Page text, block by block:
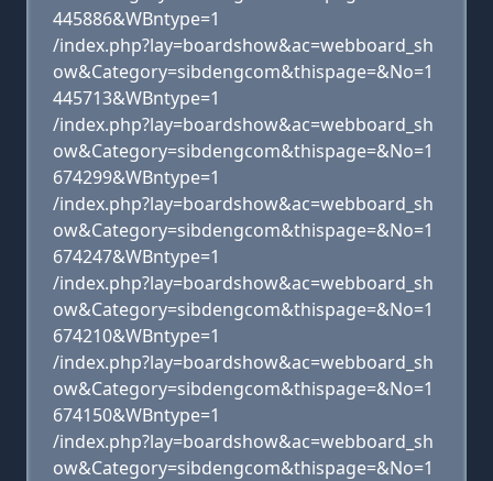
445886&WBntype=1
/index.php?lay=boardshow&ac=webboard_sh
ow&Category=sibdengcom&thispage=&No=1
445713&WBntype=1
/index.php?lay=boardshow&ac=webboard_sh
ow&Category=sibdengcom&thispage=&No=1
674299&WBntype=1
/index.php?lay=boardshow&ac=webboard_sh
ow&Category=sibdengcom&thispage=&No=1
674247&WBntype=1
/index.php?lay=boardshow&ac=webboard_sh
ow&Category=sibdengcom&thispage=&No=1
674210&WBntype=1
/index.php?lay=boardshow&ac=webboard_sh
ow&Category=sibdengcom&thispage=&No=1
674150&WBntype=1
/index.php?lay=boardshow&ac=webboard_sh
ow&Category=sibdengcom&thispage=&No=1